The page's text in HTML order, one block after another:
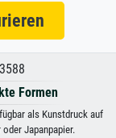
Formen
als Kunstdruck auf
Japanpapier.